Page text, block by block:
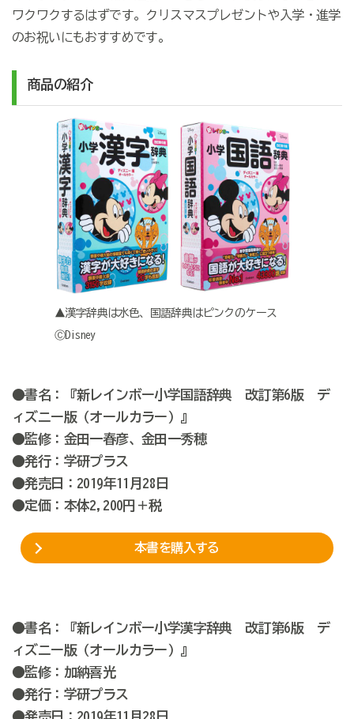
ワクワクするはずです。クリスマスプレゼントや入学・進学
のお祝いにもおすすめです。
商品の紹介
▲漢字辞典は水色、国語辞典はピンクのケース
ⒸDisney
●書名：『新レインボー小学国語辞典 改訂第6版 デ
ィズニー版（オールカラー）』
●監修：金田一春彦、金田一秀穂
●発行：学研プラス
●発売日：2019年11月28日
●定価：本体2,200円＋税
本書を購入する
●書名：『新レインボー小学漢字辞典 改訂第6版 デ
ィズニー版（オールカラー）』
●監修：加納喜光
●発行：学研プラス